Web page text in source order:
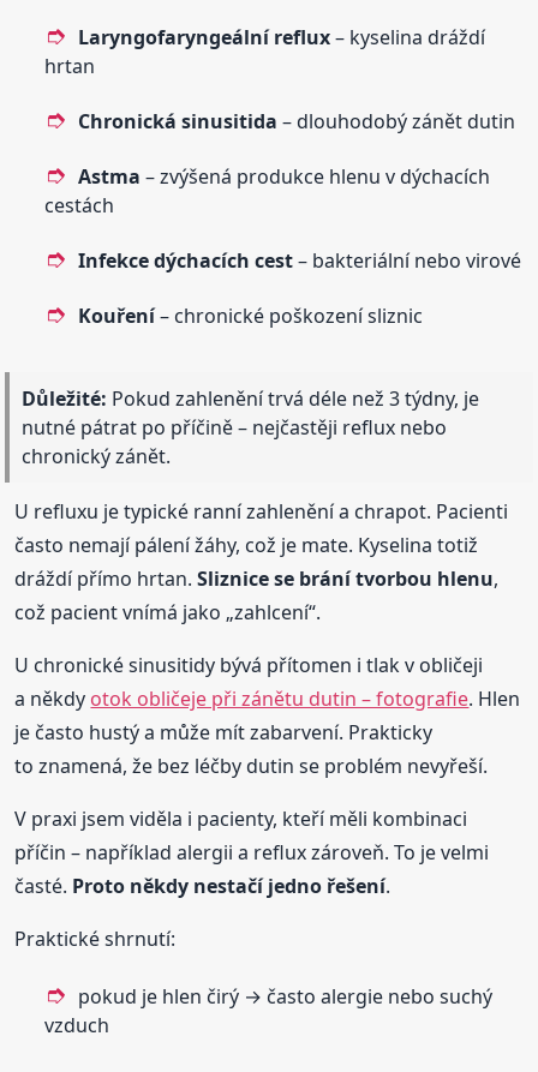
Laryngofaryngeální reflux– kyselina dráždí
hrtan
Chronická sinusitida – dlouhodobý zánět dutin
Astma – zvýšená produkce hlenu v dýchacích
cestách
Infekce dýchacích cest– bakteriální nebo virové
Kouření– chronické poškození sliznic
Důležité: Pokud zahlenění trvá déle než 3 týdny, je
nutné pátrat po příčině – nejčastěji reflux nebo
chronický zánět.
U refluxu je typické ranní zahlenění a chrapot. Pacienti
často nemají pálení žáhy, což je mate. Kyselina totiž
dráždí přímo hrtan.Sliznice se brání tvorbou hlenu,
což pacient vnímá jako „zahlcení“.
U chronické sinusitidy bývá přítomen i tlak v obličeji
a někdy otok obličeje při zánětu dutin – fotografie. Hlen
je často hustý a může mít zabarvení. Prakticky
to znamená, že bez léčby dutin se problém nevyřeší.
V praxi jsem viděla i pacienty, kteří měli kombinaci
příčin – například alergii a reflux zároveň. To je velmi
časté. Proto někdy nestačí jedno řešení.
Praktické shrnutí:
pokud je hlen čirý → často alergie nebo suchý
vzduch